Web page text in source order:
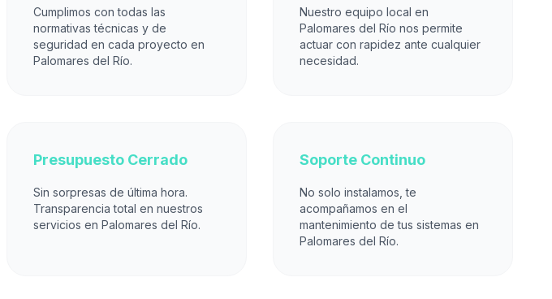
Cumplimos con todas las
normativas técnicas y de
seguridad en cada proyecto en
Palomares del Río.
Nuestro equipo local en
Palomares del Río nos permite
actuar con rapidez ante cualquier
necesidad.
Presupuesto Cerrado
Sin sorpresas de última hora.
Transparencia total en nuestros
servicios en Palomares del Río.
Soporte Continuo
No solo instalamos, te
acompañamos en el
mantenimiento de tus sistemas en
Palomares del Río.